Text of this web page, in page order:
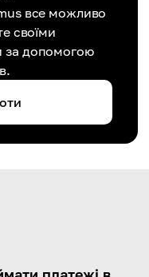
все можливо
своїми
за допомогою